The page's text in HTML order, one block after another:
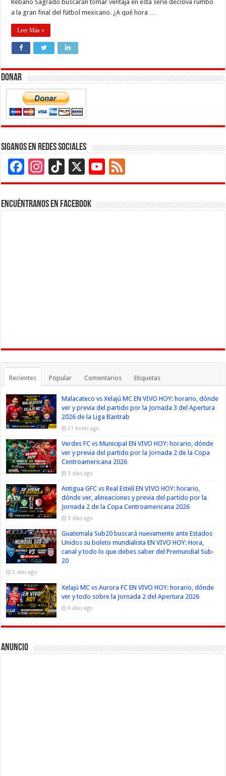
Rebaño Sagrado buscarán tomar ventaja en esta serie decisiva rumbo
a la gran final del fútbol mexicano. ¿A qué hora …
Leer Más »
Donar
Siganos en Redes Sociales
Facebook
Instagram
TikTok
X
YouTube
Channel
Encuéntranos en Facebook
Recientes Popular Comentarios Etiquetas
Malacateco vs Xelajú MC EN VIVO HOY: horario, dónde
ver y previa del partido por la Jornada 3 del Apertura
2026 de la Liga Bantrab
21 horas ago
Verdes FC vs Municipal EN VIVO HOY: horario, dónde
ver y previa del partido por la Jornada 2 de la Copa
Centroamericana 2026
3 días ago
Antigua GFC vs Real Estelí EN VIVO HOY: horario,
dónde ver, alineaciones y previa del partido por la
Jornada 2 de la Copa Centroamericana 2026
3 días ago
Guatemala Sub20 buscará nuevamente ante Estados
Unidos su boleto mundialista EN VIVO HOY: Hora,
canal y todo lo que debes saber del Premundial Sub-
20
5 días ago
Xelajú MC vs Aurora FC EN VIVO HOY: horario, dónde
ver y todo sobre la Jornada 2 del Apertura 2026
6 días ago
Anuncio